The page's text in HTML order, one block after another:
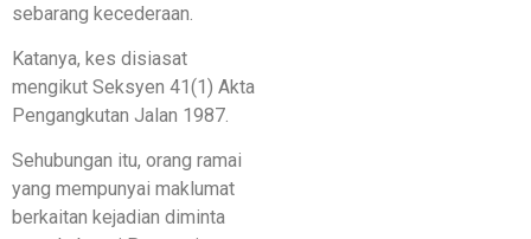
sebarang kecederaan.
Katanya, kes disiasat
mengikut Seksyen 41(1) Akta
Pengangkutan Jalan 1987.
Sehubungan itu, orang ramai
yang mempunyai maklumat
berkaitan kejadian diminta